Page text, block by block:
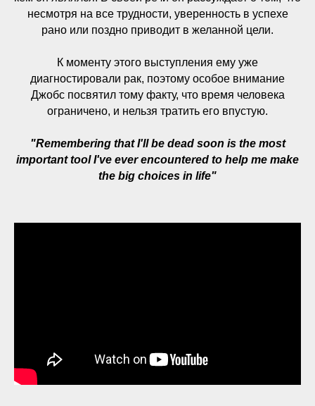
несмотря на все трудности, уверенность в успехе
рано или поздно приводит в желанной цели.
К моменту этого выступления ему уже
диагностировали рак, поэтому особое внимание
Джобс посвятил тому факту, что время человека
ограничено, и нельзя тратить его впустую.
"Remembering that I'll be dead soon is the most
important tool I've ever encountered to help me make
the big choices in life"